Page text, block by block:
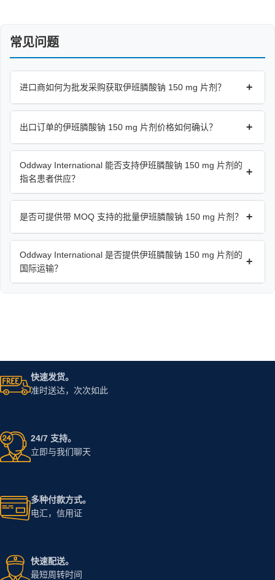
常见问题
进口商如何为批发采购获取伊班膦酸钠 150 mg 片剂？ +
出口订单的伊班膦酸钠 150 mg 片剂价格如何确认？ +
Oddway International 能否支持伊班膦酸钠 150 mg 片剂的
指名患者供应？
+
是否可提供带 MOQ 支持的批量伊班膦酸钠 150 mg 片剂？ +
Oddway International 是否提供伊班膦酸钠 150 mg 片剂的
国际运输？
+
快速发货。
准时送达，次次如此
24/7 支持。
立即与我们聊天
多种付款方式。
电汇，信用证
快速配送。
最短周转时间